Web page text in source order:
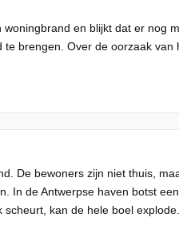
en blijkt dat er nog
brengen. Over de oorzaak van
De bewoners zijn niet thuis,
In de Antwerpse haven botst
kan de hele boel explode...